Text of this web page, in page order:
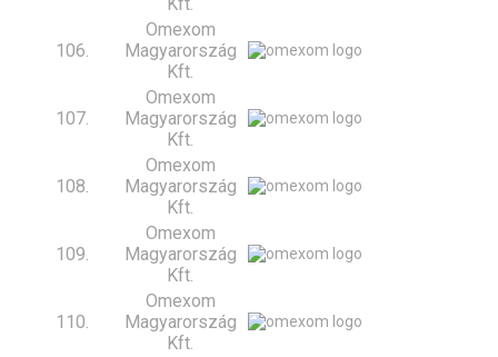
106.
Omexom
Magyarország
Kft.
107.
Omexom
Magyarország
Kft.
108.
Omexom
Magyarország
Kft.
109.
Omexom
Magyarország
Kft.
110.
Omexom
Magyarország
Kft.